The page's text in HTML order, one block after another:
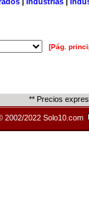
[Pág.
** Precios
2002/2022 Solo10.com